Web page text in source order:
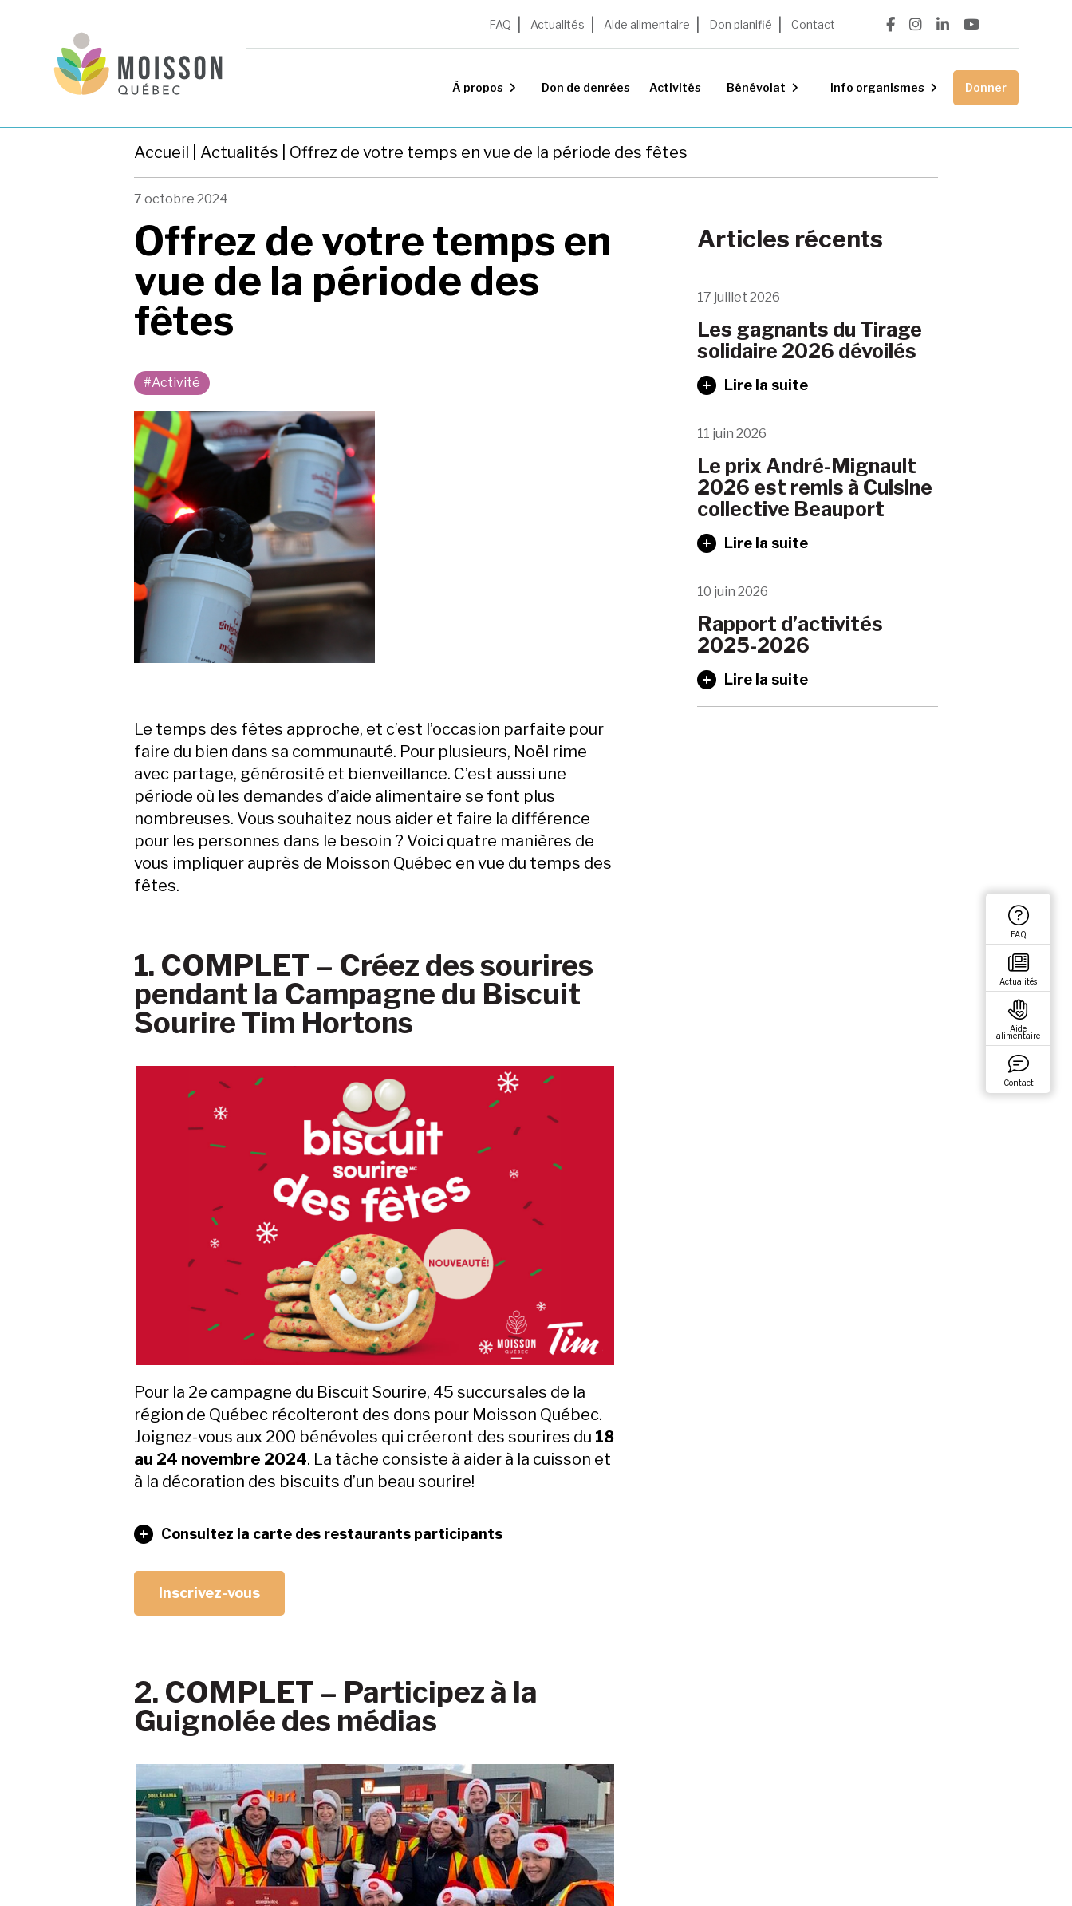
FAQ Actualités Aide alimentaire Don planifié Contact
À propos Don de denrées Activités Bénévolat Info organismes Donner
FAQ
Actualités
Aide
alimentaire
Contact
Accueil Actualités | Offrez de votre temps en vue de la période des fêtes
7 octobre 2024
Offrez de votre temps en
vue de la période des
fêtes
#Activité
Le temps des fêtes approche, et c’est l’occasion parfaite pour
faire du bien dans sa communauté. Pour plusieurs, Noël rime
avec partage, générosité et bienveillance. C’est aussi une
période où les demandes d’aide alimentaire se font plus
nombreuses. Vous souhaitez nous aider et faire la différence
pour les personnes dans le besoin ? Voici quatre manières de
vous impliquer auprès de Moisson Québec en vue du temps des
fêtes.
1. COMPLET – Créez des sourires
pendant la Campagne du Biscuit
Sourire Tim Hortons
Pour la 2e campagne du Biscuit Sourire, 45 succursales de la
région de Québec récolteront des dons pour Moisson Québec.
Joignez-vous aux 200 bénévoles qui créeront des sourires du 18
au 24 novembre 2024. La tâche consiste à aider à la cuisson et
à la décoration des biscuits d’un beau sourire!
Consultez la carte des restaurants participants
Inscrivez-vous
2. COMPLET – Participez à la
Guignolée des médias
Articles récents
17 juillet 2026
Les gagnants du Tirage
solidaire 2026 dévoilés
Lire la suite
11 juin 2026
Le prix André-Mignault
2026 est remis à Cuisine
collective Beauport
Lire la suite
10 juin 2026
Rapport d’activités
2025-2026
Lire la suite